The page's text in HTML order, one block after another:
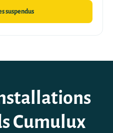
suspendus
Cumulux